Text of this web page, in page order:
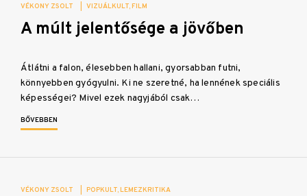
VÉKONY ZSOLT VIZUÁLKULT FILM
A múlt jelentősége a jövőben
Átlátni a falon, élesebben hallani, gyorsabban futni,
könnyebben gyógyulni. Ki ne szeretné, ha lennének speciális
képességei? Mivel ezek nagyjából csak…
BŐVEBBEN
VÉKONY ZSOLT POPKULT LEMEZKRITIKA